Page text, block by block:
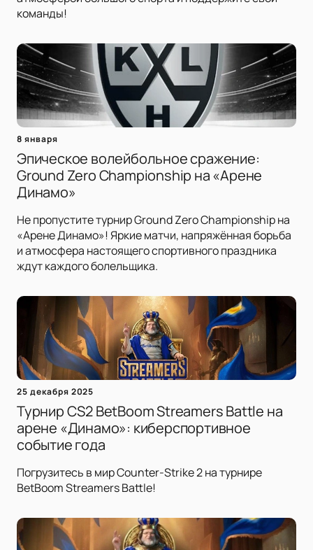
команды!
8 января
Эпическое волейбольное сражение:
Ground Zero Championship на «Арене
Динамо»
Не пропустите турнир Ground Zero Championship на
«Арене Динамо»! Яркие матчи, напряжённая борьба
и атмосфера настоящего спортивного праздника
ждут каждого болельщика.
25 декабря 2025
Турнир CS2 BetBoom Streamers Battle на
арене «Динамо»: киберспортивное
событие года
Погрузитесь в мир Counter-Strike 2 на турнире
BetBoom Streamers Battle!